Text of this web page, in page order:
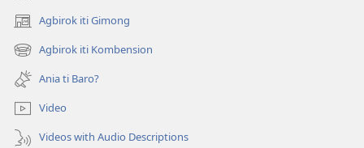
Agbirok iti Gimong
(manglukat
iti
baro
window)
Agbirok iti Kombension
(manglukat
iti
baro
a
window)
Ania ti Baro?
Video
Videos with Audio Descriptions